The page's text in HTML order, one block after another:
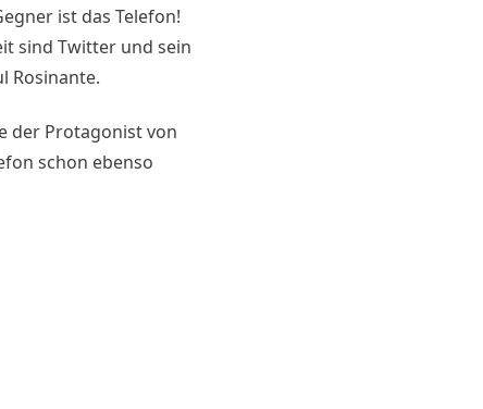
ist das Telefon!
sind Twitter und sein
Rosinante.
der Protagonist von
schon ebenso